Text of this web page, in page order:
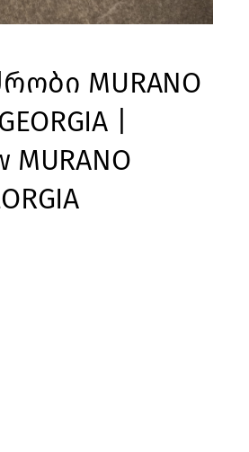
MURANO
|
MURANO
თეთრი, GEORGIA |